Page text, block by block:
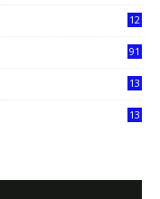
12
91
13
13